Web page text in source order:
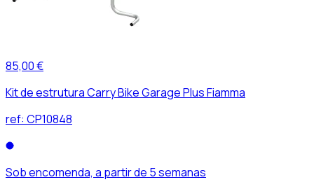
85,00 €
Kit de estrutura Carry Bike Garage Plus Fiamma
ref: CP10848
Sob encomenda, a partir de 5 semanas